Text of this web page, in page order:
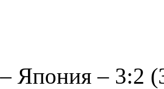
Япония – 3:2